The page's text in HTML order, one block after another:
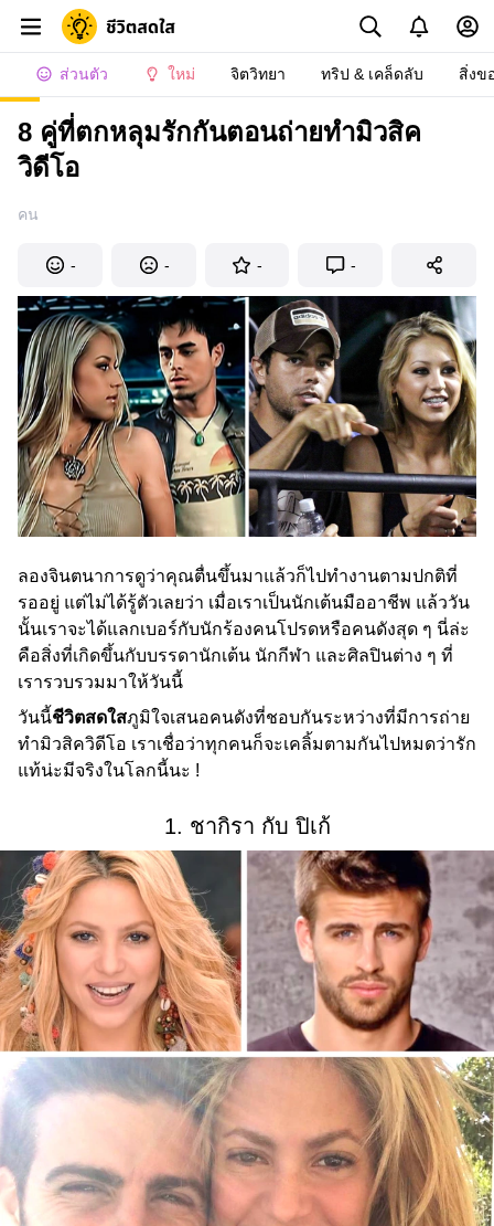
ส่วนตัว ใหม่ จิตวิทยา ทริป & เคล็ดลับ สิ่งข
8 คู่ที่ตกหลุมรักกันตอนถ่ายทำมิวสิค
วิดีโอ
คน
- - - -
ลองจินตนาการดูว่าคุณตื่นขึ้นมาแล้วก็ไปทำงานตามปกติที่
รออยู่ แต่ไม่ได้รู้ตัวเลยว่า เมื่อเราเป็นนักเต้นมืออาชีพ แล้ววัน
นั้นเราจะได้แลกเบอร์กับนักร้องคนโปรดหรือคนดังสุด ๆ นี่ล่ะ
คือสิ่งที่เกิดขึ้นกับบรรดานักเต้น นักกีฬา และศิลปินต่าง ๆ ที่
เรารวบรวมมาให้วันนี้
วันนี้ชีวิตสดใสภูมิใจเสนอคนดังที่ชอบกันระหว่างที่มีการถ่าย
ทำมิวสิควิดีโอ เราเชื่อว่าทุกคนก็จะเคลิ้มตามกันไปหมดว่ารัก
แท้น่ะมีจริงในโลกนี้นะ !
1. ชากิรา กับ ปิเก้